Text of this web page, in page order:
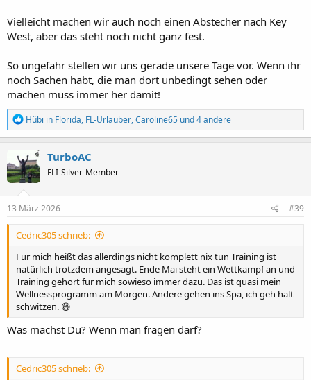
Vielleicht machen wir auch noch einen Abstecher nach Key
West, aber das steht noch nicht ganz fest.
So ungefähr stellen wir uns gerade unsere Tage vor. Wenn ihr
noch Sachen habt, die man dort unbedingt sehen oder
machen muss immer her damit!
R
e
a
t
i
o
n
e
Hübi in Florida, FL-Urlauber,Caroline65 und 4 andere
TurboAC
FLI-Silver-Member
13 März 2026 #39
Cedric305 schrieb:
Für mich heißt das allerdings nicht komplett nix tun Training ist
natürlich trotzdem angesagt. Ende Mai steht ein Wettkampf an und
Training gehört für mich sowieso immer dazu. Das ist quasi mein
Wellnessprogramm am Morgen. Andere gehen ins Spa, ich geh halt
schwitzen. 😄
Was machst Du? Wenn man fragen darf?
Cedric305 schrieb: